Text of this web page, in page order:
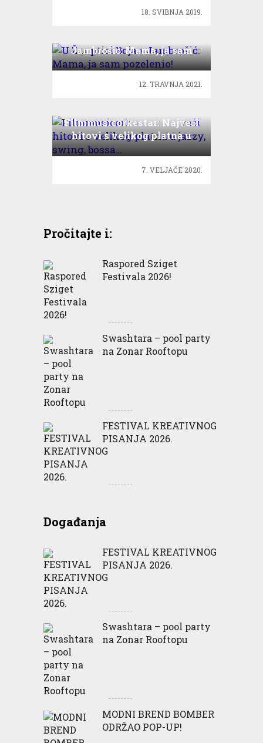
18. SVIBNJA 2019.
Jambrošić: Mama, ja sam
pozelenio!
12. TRAVNJA 2021.
Filmmusicorkestar: Najveći
hitovi s velikog platna u
jazzy, swing, bossa…
7. VELJAČE 2020.
Pročitajte i:
Raspored Sziget
Festivala 2026!
Swashtara – pool party
na Zonar Rooftopu
FESTIVAL KREATIVNOG
PISANJA 2026.
Događanja
FESTIVAL KREATIVNOG
PISANJA 2026.
Swashtara – pool party
na Zonar Rooftopu
MODNI BREND BOMBER
ODRŽAO POP-UP!